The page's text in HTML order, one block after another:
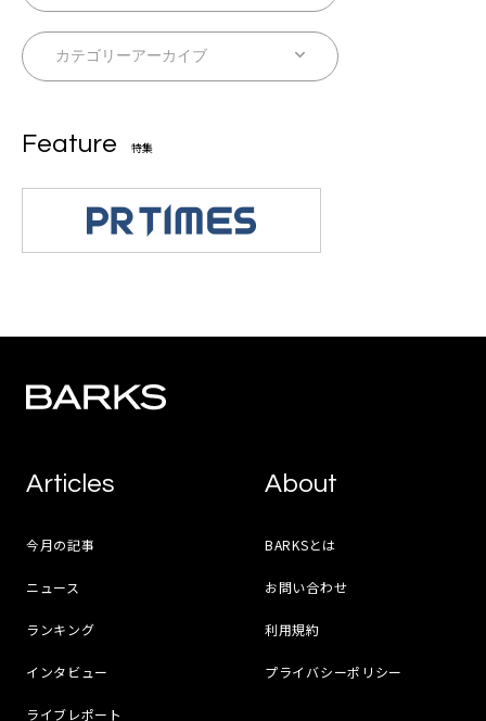
Feature 特集
Articles
今月の記事
ニュース
ランキング
インタビュー
ライブレポート
About
BARKSとは
お問い合わせ
利用規約
プライバシーポリシー